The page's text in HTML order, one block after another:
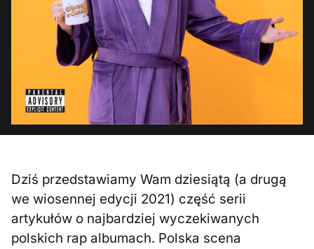
Dziś przedstawiamy Wam dziesiątą (a drugą
we wiosennej edycji 2021) część serii
artykułów o najbardziej wyczekiwanych
polskich rap albumach. Polska scena